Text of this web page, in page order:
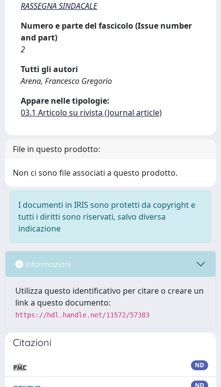
RASSEGNA SINDACALE
Numero e parte del fascicolo (Issue number
and part)
2
Tutti gli autori
Arena, Francesco Gregorio
Appare nelle tipologie:
03.1 Articolo su rivista (Journal article)
File in questo prodotto:
Non ci sono file associati a questo prodotto.
I documenti in IRIS sono protetti da copyright e
tutti i diritti sono riservati, salvo diversa
indicazione
Informazioni
Utilizza questo identificativo per citare o creare un
link a questo documento:
https://hdl.handle.net/11572/57383
Citazioni
ND